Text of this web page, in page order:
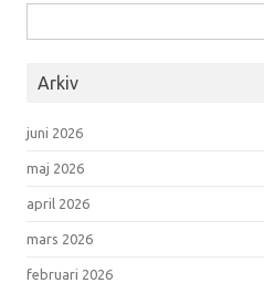
Arkiv
juni 2026
maj 2026
april 2026
mars 2026
februari 2026